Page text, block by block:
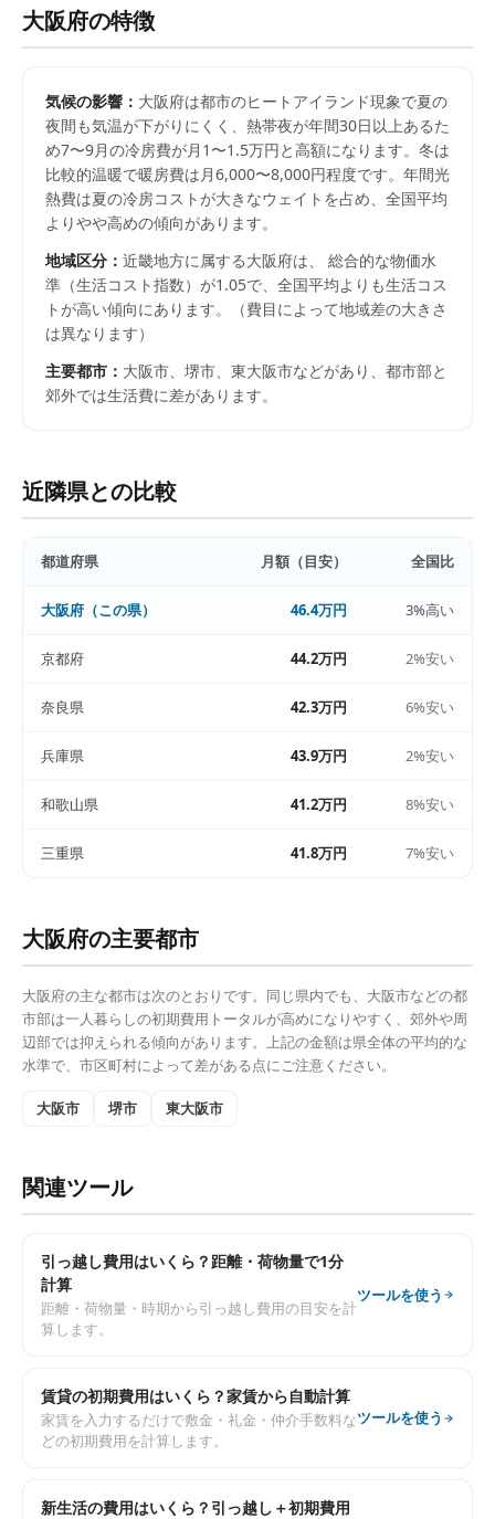
大阪府の特徴
気候の影響： 大阪府は都市のヒートアイランド現象で夏の
夜間も気温が下がりにくく、熱帯夜が年間30日以上あるた
め7〜9月の冷房費が月1〜1.5万円と高額になります。冬は
比較的温暖で暖房費は月6,000〜8,000円程度です。年間光
熱費は夏の冷房コストが大きなウェイトを占め、全国平均
よりやや高めの傾向があります。
地域区分： 近畿地方に属する大阪府は、 総合的な物価水
準（生活コスト指数）が1.05で、 全国平均よりも生活コス
トが高い傾向にあります。
（費目によって地域差の大きさ
は異なります）
主要都市： 大阪市、堺市、東大阪市などがあり、都市部と
郊外では生活費に差があります。
近隣県との比較
都道府県 月額（目安） 全国比
大阪府 （この県） 46.4万円 3%高い
京都府 44.2万円 2%安い
奈良県 42.3万円 6%安い
兵庫県 43.9万円 2%安い
和歌山県 41.2万円 8%安い
三重県 41.8万円 7%安い
大阪府の主要都市
大阪府の主な都市は次のとおりです。同じ県内でも、 大阪市などの都
市部は一人暮らしの初期費用トータルが高めになりやすく、郊外や周
辺部では抑えられる傾向があります。上記の金額は県全体の平均的な
水準で、市区町村によって差がある点にご注意ください。
大阪市 堺市 東大阪市
関連ツール
引っ越し費用はいくら？距離・荷物量で1分
計算
距離・荷物量・時期から引っ越し費用の目安を計
算します。
ツールを使う
賃貸の初期費用はいくら？家賃から自動計算
家賃を入力するだけで敷金・礼金・仲介手数料な
どの初期費用を計算します。
ツールを使う
新生活の費用はいくら？引っ越し＋初期費用